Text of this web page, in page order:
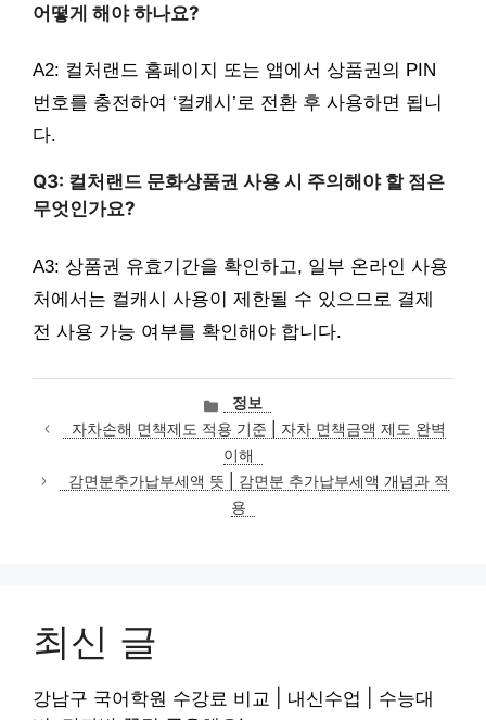
어떻게 해야 하나요?
A2: 컬처랜드 홈페이지 또는 앱에서 상품권의 PIN
번호를 충전하여 ‘컬캐시’로 전환 후 사용하면 됩니
다.
Q3: 컬처랜드 문화상품권 사용 시 주의해야 할 점은
무엇인가요?
A3: 상품권 유효기간을 확인하고, 일부 온라인 사용
처에서는 컬캐시 사용이 제한될 수 있으므로 결제
전 사용 가능 여부를 확인해야 합니다.
카
테
고
리
정보
자차손해 면책제도 적용 기준 | 자차 면책금액 제도 완벽
이해
감면분추가납부세액 뜻 | 감면분 추가납부세액 개념과 적
용
최신 글
강남구 국어학원 수강료 비교 | 내신수업 | 수능대